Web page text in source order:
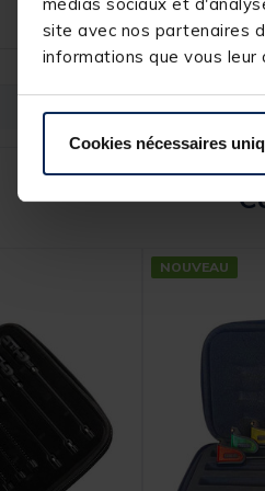
site avec nos partenaires
informations que vous
Cookies nécessaires
NOUVEAU